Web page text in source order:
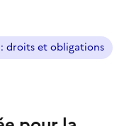
droits et obligations